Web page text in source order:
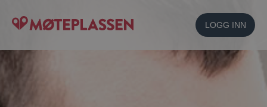
LOGG INN